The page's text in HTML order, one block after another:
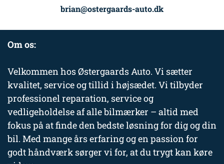
brian@ostergaards-auto.dk
Om os:
Velkommen hos Østergaards Auto. Vi sætter
kvalitet, service og tillid i højsædet. Vi tilbyder
professionel reparation, service og
vedligeholdelse af alle bilmærker – altid med
fokus på at finde den bedste løsning for dig og din
bil. Med mange års erfaring og en passion for
godt håndværk sørger vi for, at du trygt kan køre